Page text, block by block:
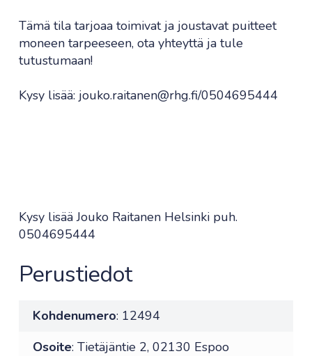
Tämä tila tarjoaa toimivat ja joustavat puitteet
moneen tarpeeseen, ota yhteyttä ja tule
tutustumaan!
Kysy lisää: jouko.raitanen@rhg.fi/0504695444
Kysy lisää Jouko Raitanen Helsinki puh.
0504695444
Perustiedot
Kohdenumero: 12494
Osoite: Tietäjäntie 2, 02130 Espoo